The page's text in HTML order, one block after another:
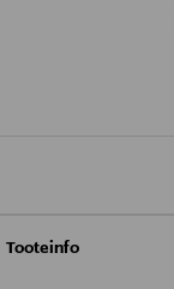
Tooteinfo